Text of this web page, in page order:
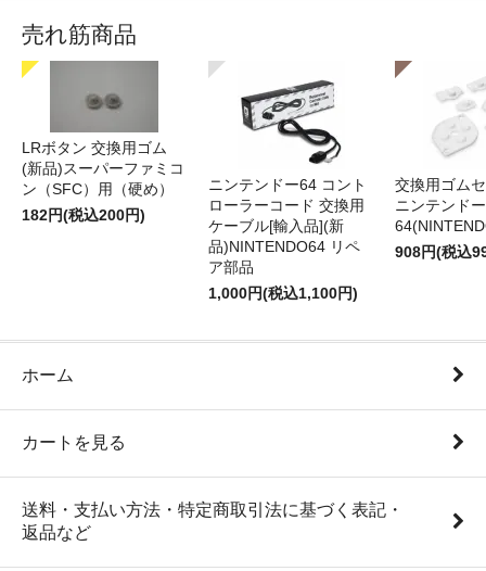
売れ筋商品
LRボタン 交換用ゴム
(新品)スーパーファミコ
ン（SFC）用（硬め）
182円(税込200円)
ニンテンドー64 コント
ローラーコード 交換用
ケーブル[輸入品](新
品)NINTENDO64 リペ
ア部品
1,000円(税込1,100円)
交換用ゴム
ニンテンドー
908円(税込
ホーム
カートを見る
送料・支払い方法・特定商取引法に基づく表記・
返品など